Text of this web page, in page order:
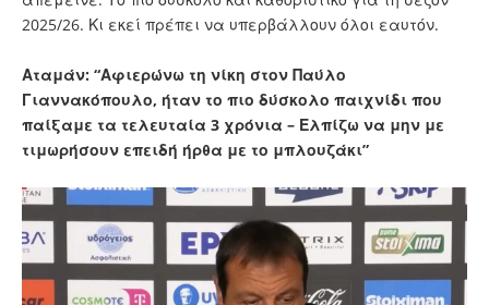
2025/26. Κι εκεί πρέπει να υπερβάλλουν όλοι εαυτόν.
Αταμάν: “Αφιερώνω τη νίκη στον Παύλο
Γιαννακόπουλο, ήταν το πιο δύσκολο παιχνίδι που
παίξαμε τα τελευταία 3 χρόνια – Ελπίζω να μην με
τιμωρήσουν επειδή ήρθα με το μπλουζάκι”